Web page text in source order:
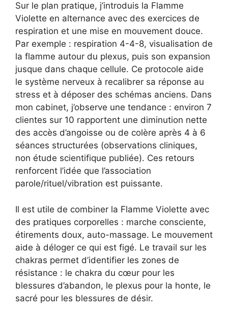
Sur le plan pratique, j’introduis la Flamme
Violette en alternance avec des exercices de
respiration et une mise en mouvement douce.
Par exemple : respiration 4-4-8, visualisation de
la flamme autour du plexus, puis son expansion
jusque dans chaque cellule. Ce protocole aide
le système nerveux à recalibrer sa réponse au
stress et à déposer des schémas anciens. Dans
mon cabinet, j’observe une tendance : environ 7
clientes sur 10 rapportent une diminution nette
des accès d’angoisse ou de colère après 4 à 6
séances structurées (observations cliniques,
non étude scientifique publiée). Ces retours
renforcent l’idée que l’association
parole/rituel/vibration est puissante.
Il est utile de combiner la Flamme Violette avec
des pratiques corporelles : marche consciente,
étirements doux, auto-massage. Le mouvement
aide à déloger ce qui est figé. Le travail sur les
chakras permet d’identifier les zones de
résistance : le chakra du cœur pour les
blessures d’abandon, le plexus pour la honte, le
sacré pour les blessures de désir.